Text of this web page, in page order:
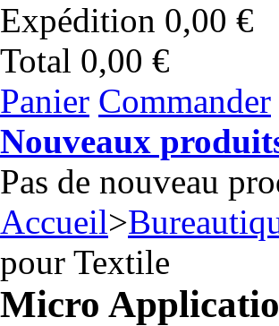
Expédition 0,00 €
Total 0,00 €
Panier Commander
Nouveaux
Pas de nouveau
Accueil>
pour Textile
Micro